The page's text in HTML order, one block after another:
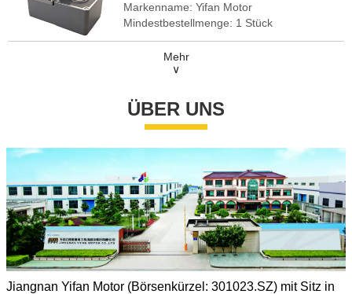
J20, für Solarreinigungsroboter
Markenname: Yifan Motor
Mindestbestellmenge: 1 Stück
FOB-Hafen: Shanghai
Lieferzeit: 30 - 45 Tage
Herkunftsland: China (Festland)
Mehr
∨
ÜBER UNS
Jiangnan Yifan Motor (Börsenkürzel: 301023.SZ) mit Sitz in